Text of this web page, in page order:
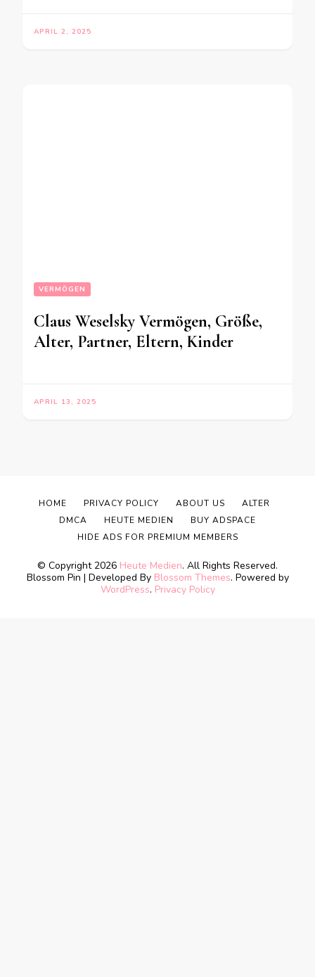
APRIL 2, 2025
VERMÖGEN
Claus Weselsky Vermögen, Größe,
Alter, Partner, Eltern, Kinder
APRIL 13, 2025
© Copyright 2026 Heute Medien. All Rights Reserved.
Blossom Pin | Developed By Blossom Themes. Powered by
WordPress. Privacy Policy
HOME PRIVACY POLICY ABOUT US
ALTER
DMCA
HEUTE MEDIEN
BUY ADSPACE
HIDE ADS FOR PREMIUM MEMBERS